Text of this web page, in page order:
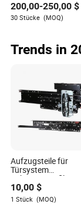
von
technischer
Dirt
Bike/Tricycles/
Cg150/Cg200/
200,00-250,00 $
30 Stücke (MOQ)
Trends in
Aufzugsteile für
Türsystem
Führungsprofil
10,00 $
1 Stück (MOQ)